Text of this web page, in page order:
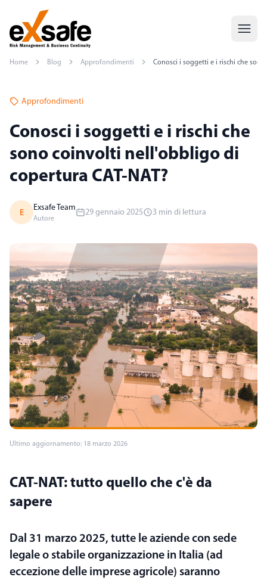
Home Blog Approfondimenti Conosci i soggetti e i rischi che
Approfondimenti
Conosci i soggetti e i rischi che
sono coinvolti nell'obbligo di
copertura CAT-NAT?
E Exsafe Team
Autore
29 gennaio 2025 3 min di lettura
Ultimo aggiornamento: 18 marzo 2026
CAT-NAT: tutto quello che c'è da
sapere
Dal 31 marzo 2025, tutte le aziende con sede
legale o stabile organizzazione in Italia (ad
eccezione delle imprese agricole) saranno